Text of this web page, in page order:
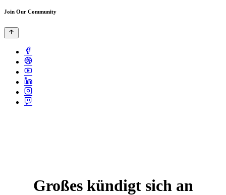
Join Our Community
Großes kündigt sich an